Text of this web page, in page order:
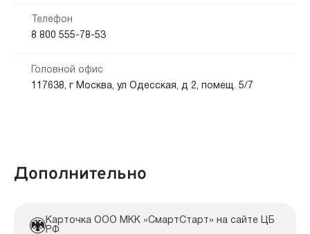
Телефон
8 800 555-78-53
Головной офис
117638, г Москва, ул Одесская, д 2, помещ. 5/7
Дополнительно
Карточка ООО МКК «СмартСтарт» на сайте ЦБ
РФ